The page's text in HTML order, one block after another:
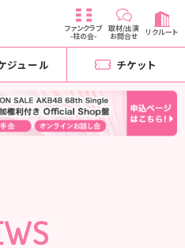
ファンクラブ
-柱の会-
取材/出演
お問合せ リクルート
ジュール チケット